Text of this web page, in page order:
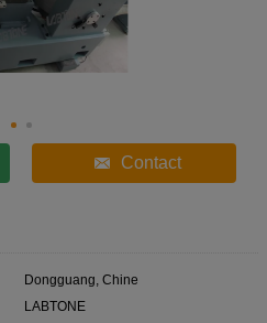
Contact
Dongguang, Chine
LABTONE